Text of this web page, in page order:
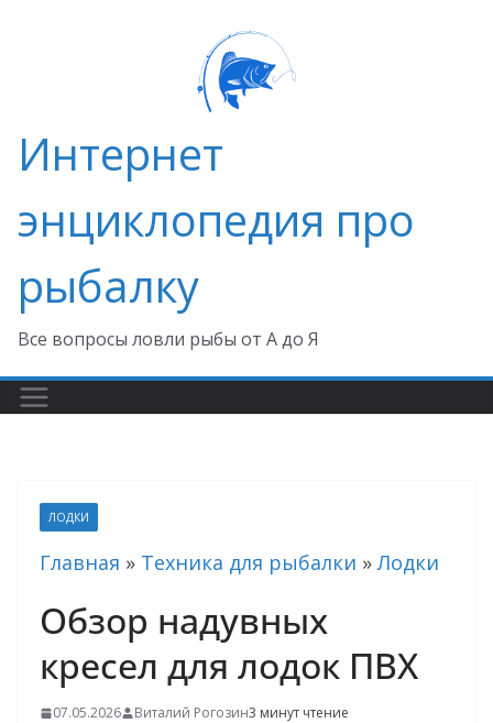
Интернет
энциклопедия про
рыбалку
Все вопросы ловли рыбы от А до Я
ЛОДКИ
Главная » Техника для рыбалки »Лодки
Обзор надувных
кресел для лодок ПВХ
07.05.2026 Виталий Рогозин3 минут чтение